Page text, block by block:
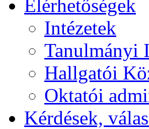
Elérhetőségek
Intézetek
Tanulmányi
Hallgatói
Oktatói
Kérdések,